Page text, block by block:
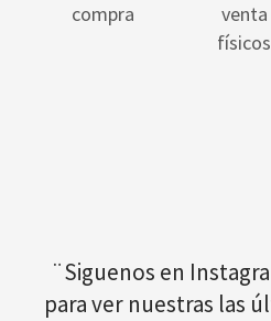
compra
venta
físicos
¨Siguenos en
para ver nuestras las